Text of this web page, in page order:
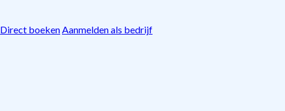
Direct boekenAanmelden als bedrijf